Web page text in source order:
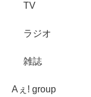
TV
ラジオ
雑誌
Aぇ! group